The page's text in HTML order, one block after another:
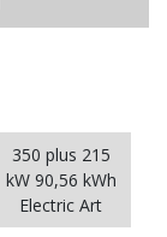
350 plus 215
kW 90,56 kWh
Electric Art